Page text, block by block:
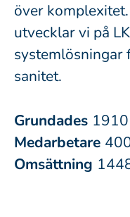
över
utvecklar vi på
systemlösningar
sanitet.
Grundades 1910
Medarbetare
Omsättning